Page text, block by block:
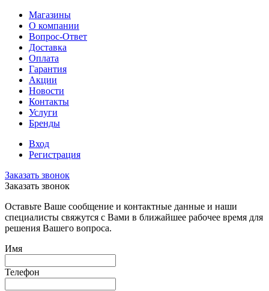
Магазины
О компании
Вопрос-Ответ
Доставка
Оплата
Гарантия
Акции
Новости
Контакты
Услуги
Бренды
Вход
Регистрация
Заказать звонок
Заказать звонок
Оставьте Ваше сообщение и контактные данные и наши
специалисты свяжутся с Вами в ближайшее рабочее время для
решения Вашего вопроса.
Имя
Телефон